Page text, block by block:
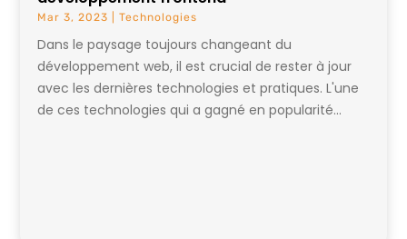
Mar 3, 2023 |Technologies
Dans le paysage toujours changeant du
développement web, il est crucial de rester à jour
avec les dernières technologies et pratiques. L'une
de ces technologies qui a gagné en popularité...